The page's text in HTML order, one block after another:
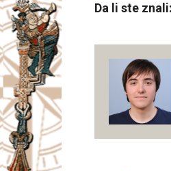
Da li ste